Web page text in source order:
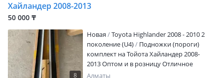
Хайландер 2008-2013
50 000 ₸
8
Новая
Toyota Highlander 2008 - 2010 2
поколение (U4)
Подножки (пороги)
комплект на Тойота Хайландер 2008-
2013 Оптом и в розницу Отличное
качество В наличие на складе в г.
Алматы